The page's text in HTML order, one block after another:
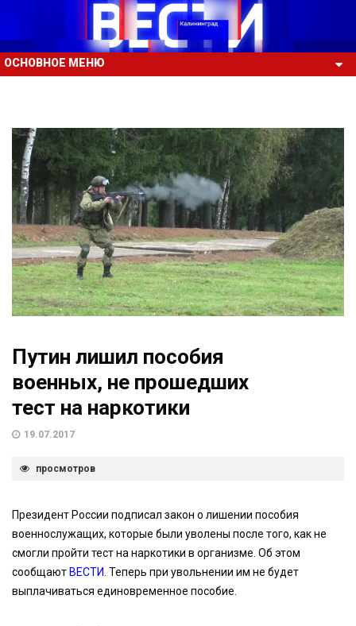
ОСНОВНОЕ МЕНЮ
Путин лишил пособия
военных, не прошедших
тест на наркотики
19.07.2017
просмотров
Президент России подписал закон о лишении пособия
военнослужащих, которые были уволены после того, как не
смогли пройти тест на наркотики в организме. Об этом
сообщают ВЕСТИ . Теперь при увольнении им не будет
выплачиваться единовременное пособие.